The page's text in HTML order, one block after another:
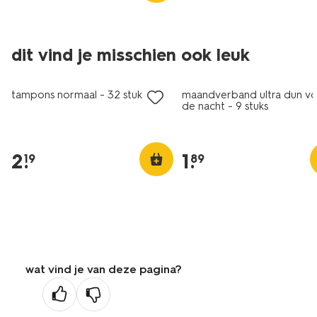
dit vind je misschien ook leuk
tampons normaal - 32 stuks
2.
19
2+1 gratis
met je HEMA pas
maandverband ultra dun
de nacht - 9 stuks
1.
89
wat vind je van deze pagina?